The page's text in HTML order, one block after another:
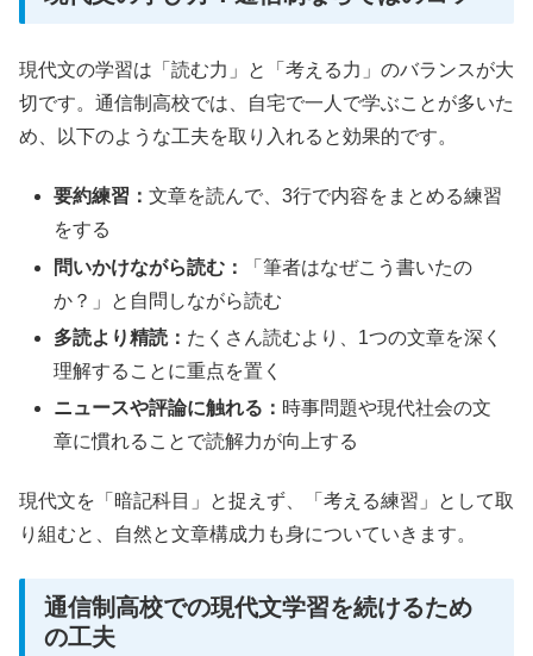
現代文の学習は「読む力」と「考える力」のバランスが大
切です。通信制高校では、自宅で一人で学ぶことが多いた
め、以下のような工夫を取り入れると効果的です。
要約練習：文章を読んで、3行で内容をまとめる練習
をする
問いかけながら読む：
「筆者はなぜこう書いたの
か？」と自問しながら読む
多読より精読： たくさん読むより、1つの文章を深く
理解することに重点を置く
ニュースや評論に触れる： 時事問題や現代社会の文
章に慣れることで読解力が向上する
現代文を「暗記科目」と捉えず、「考える練習」として取
り組むと、自然と文章構成力も身についていきます。
通信制高校での現代文学習を続けるため
の工夫